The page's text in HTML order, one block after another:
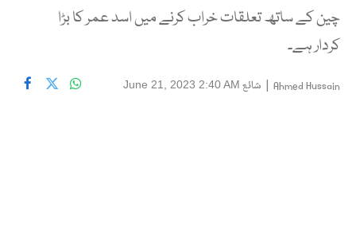
چین کے ساتھ تعلقات خراب کرنے میں اسد عمر کا بڑا
کردار ہے۔
Ahmed Hussain
| شائع June 21, 2023 2:40 AM